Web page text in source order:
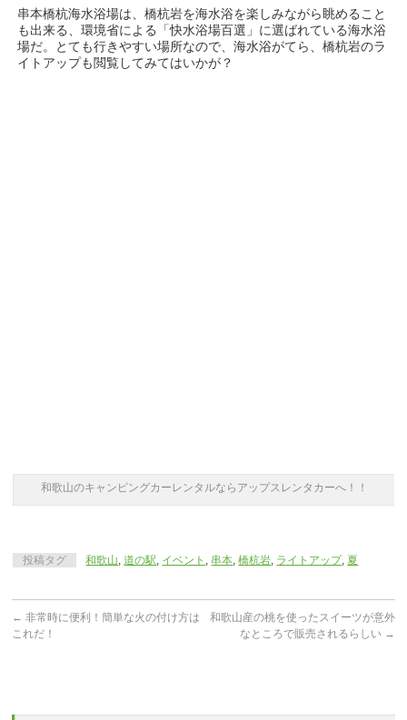
串本橋杭海水浴場は、橋杭岩を海水浴を楽しみながら眺めること
も出来る、環境省による「快水浴場百選」に選ばれている海水浴
場だ。とても行きやすい場所なので、海水浴がてら、橋杭岩のラ
イトアップも閲覧してみてはいかが？
和歌山のキャンピングカーレンタルならアップスレンタカーへ！！
投稿タグ 和歌山,道の駅, イベント , 串本,橋杭岩, ライトアップ,夏
← 非常時に便利！簡単な火の付け方は
これだ！
和歌山産の桃を使ったスイーツが意外
なところで販売されるらしい →